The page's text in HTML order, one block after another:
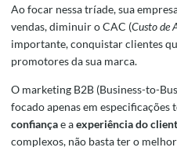
Ao focar nessa tríade, sua
vendas, diminuir o CAC (Custo de
importante, conquistar clientes
promotores da sua marca.
O marketing B2B (Business-to-
focado apenas em especificações
confiançae aexperiência do
complexos, não basta ter o